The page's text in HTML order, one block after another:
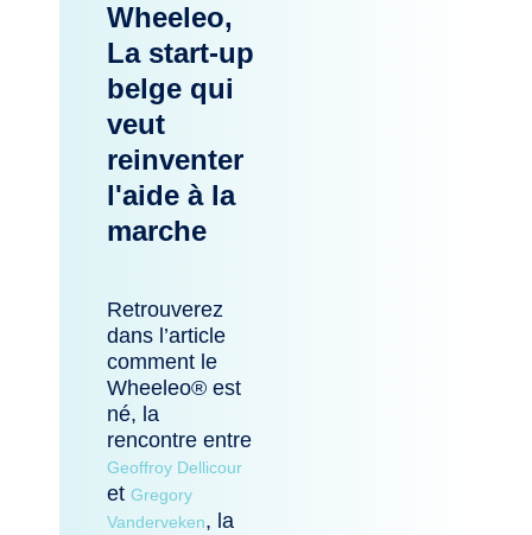
Wheeleo,
La start-up
belge qui
veut
reinventer
l'aide à la
marche
Retrouverez
dans l’article
comment le
Wheeleo® est
né, la
rencontre entre
Geoffroy Dellicour
et Gregory
Vanderveken, la